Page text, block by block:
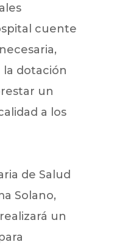
cuente
la dotación
un
a los
de Salud
Solano,
un